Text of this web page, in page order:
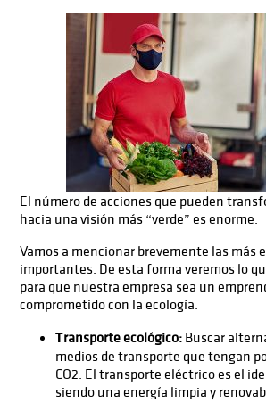
El número de acciones que pueden
hacia una visión más “verde” es enorme.
Vamos a mencionar brevemente las más
importantes. De esta forma veremos lo
para que nuestra empresa sea un
comprometido con la ecología.
Transporte ecológico: Buscar
medios de transporte que tengan
CO2. El transporte eléctrico es el
siendo una energía limpia y